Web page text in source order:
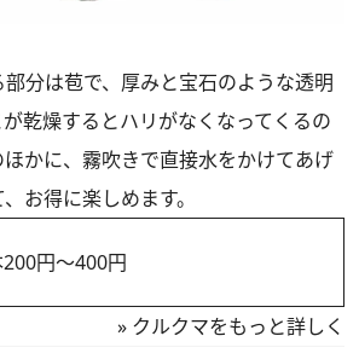
分は苞で、厚みと宝石のような透明
乾燥するとハリがなくなってくるの
かに、霧吹きで直接水をかけてあげ
お得に楽しめます。
円～400円
» クルクマをもっと詳しく